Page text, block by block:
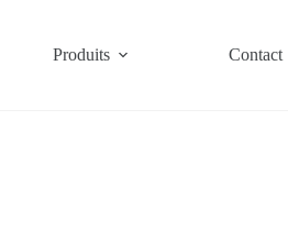
Produits Contact